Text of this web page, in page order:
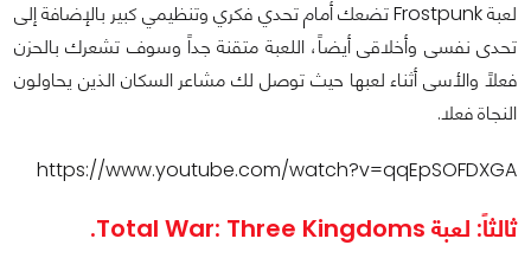
لعبة Frostpunk تضعك أمام تحدي فكري وتنظيمي كبير بالإضافة إلى
تحدى نفسى وأخلاقى أيضاً، اللعبة متقنة جداً وسوف تشعرك بالحزن
فعلاً والأسى أثناء لعبها حيث توصل لك مشاعر السكان الذين يحاولون
النجاة فعلا.
https://www.youtube.com/watch?v=qqEpSOFDXGA
ثالثاً: لعبة Total War: Three Kingdoms.